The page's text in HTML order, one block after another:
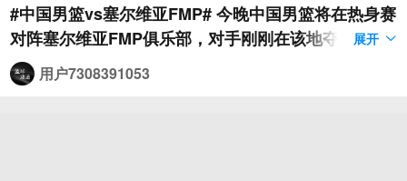
#中国男篮vs塞尔维亚FMP# 今晚中国男篮将在热身赛
对阵塞尔维亚FMP俱乐部，对手刚刚在该地夺得一级
联赛亚军，中国男篮则以检验短训营年轻球员为主。
#看篮球上咪咕##中国男篮加油#
展开
用户7308391053